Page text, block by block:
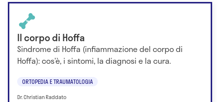
Il corpo di Hoffa
Sindrome di Hoffa (infiammazione del corpo di
Hoffa): cos’è, i sintomi, la diagnosi e la cura.
ORTOPEDIA E TRAUMATOLOGIA
Dr. Christian Raddato